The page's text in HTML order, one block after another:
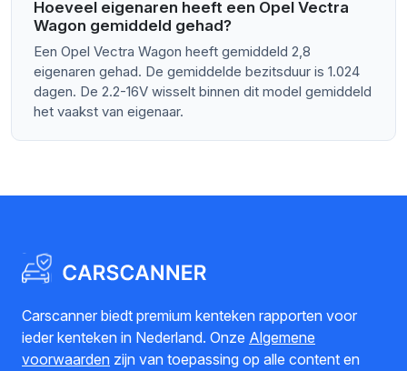
Hoeveel eigenaren heeft een Opel Vectra
Wagon gemiddeld gehad?
Een Opel Vectra Wagon heeft gemiddeld 2,8
eigenaren gehad. De gemiddelde bezitsduur is 1.024
dagen. De 2.2-16V wisselt binnen dit model gemiddeld
het vaakst van eigenaar.
Carscanner biedt premium kenteken rapporten voor
ieder kenteken in Nederland. Onze Algemene
voorwaarden zijn van toepassing op alle content en